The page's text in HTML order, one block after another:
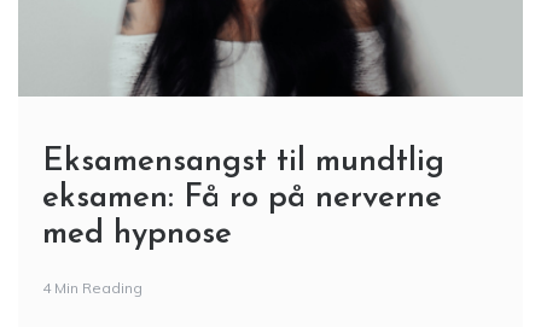
Eksamensangst til mundtlig
eksamen: Få ro på nerverne
med hypnose
4 Min Reading